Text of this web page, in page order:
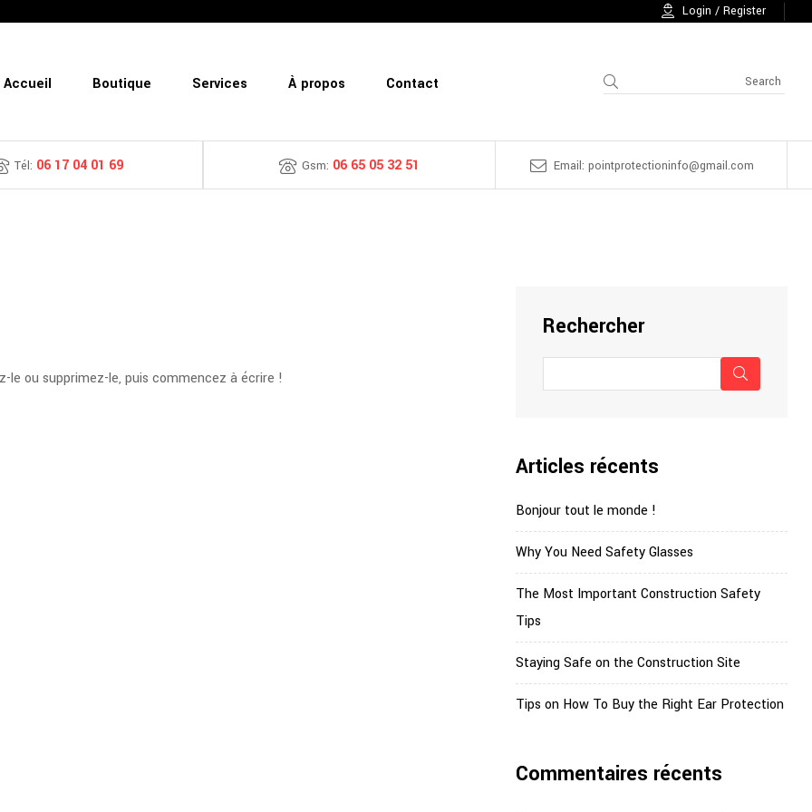
Login / Register
Accueil Boutique Services À propos Contact
Tél: 06 17 04 01 69 Gsm: 06 65 05 32 51 Email: pointprotectioninfo@gmail.com
le ou supprimez-le, puis commencez à écrire !
Rechercher
Articles récents
Bonjour tout le monde !
Why You Need Safety Glasses
The Most Important Construction Safety
Tips
Staying Safe on the Construction Site
Tips on How To Buy the Right Ear Protection
Commentaires récents